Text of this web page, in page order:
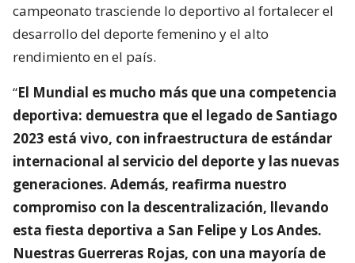
campeonato trasciende lo deportivo al fortalecer el
desarrollo del deporte femenino y el alto
rendimiento en el país.
“El Mundial es mucho más que una competencia
deportiva: demuestra que el legado de Santiago
2023 está vivo, con infraestructura de estándar
internacional al servicio del deporte y las nuevas
generaciones. Además, reafirma nuestro
compromiso con la descentralización, llevando
esta fiesta deportiva a San Felipe y Los Andes.
Nuestras Guerreras Rojas, con una mayoría de